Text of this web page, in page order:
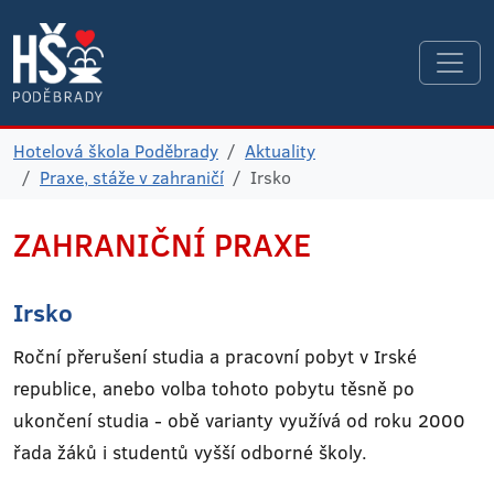
Hotelová škola Poděbrady
Aktuality
Praxe, stáže v zahraničí
Irsko
ZAHRANIČNÍ PRAXE
Irsko
Roční přerušení studia a pracovní pobyt v Irské
republice, anebo volba tohoto pobytu těsně po
ukončení studia - obě varianty využívá od roku 2000
řada žáků i studentů vyšší odborné školy.